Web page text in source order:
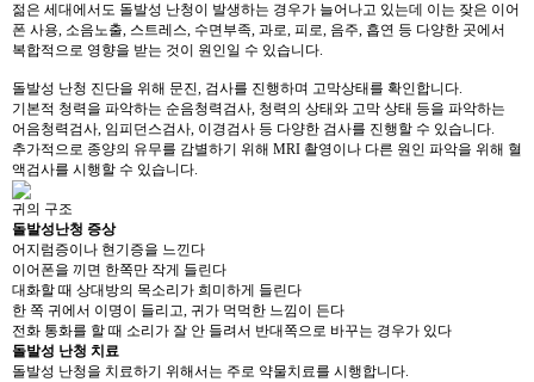
젊은 세대에서도 돌발성 난청이 발생하는 경우가 늘어나고 있는데 이는 잦은 이어
폰 사용, 소음노출, 스트레스, 수면부족, 과로, 피로, 음주, 흡연 등 다양한 곳에서
복합적으로 영향을 받는 것이 원인일 수 있습니다.
돌발성 난청 진단을 위해 문진, 검사를 진행하며 고막상태를 확인합니다.
기본적 청력을 파악하는 순음청력검사, 청력의 상태와 고막 상태 등을 파악하는
어음청력검사, 임피던스검사, 이경검사 등 다양한 검사를 진행할 수 있습니다.
추가적으로 종양의 유무를 감별하기 위해 MRI 촬영이나 다른 원인 파악을 위해 혈
액검사를 시행할 수 있습니다.
귀의 구조
돌발성난청 증상
어지럼증이나 현기증을 느낀다
이어폰을 끼면 한쪽만 작게 들린다
대화할 때 상대방의 목소리가 희미하게 들린다
한 쪽 귀에서 이명이 들리고, 귀가 먹먹한 느낌이 든다
전화 통화를 할 때 소리가 잘 안 들려서 반대쪽으로 바꾸는 경우가 있다
돌발성 난청 치료
돌발성 난청을 치료하기 위해서는 주로 약물치료를 시행합니다.